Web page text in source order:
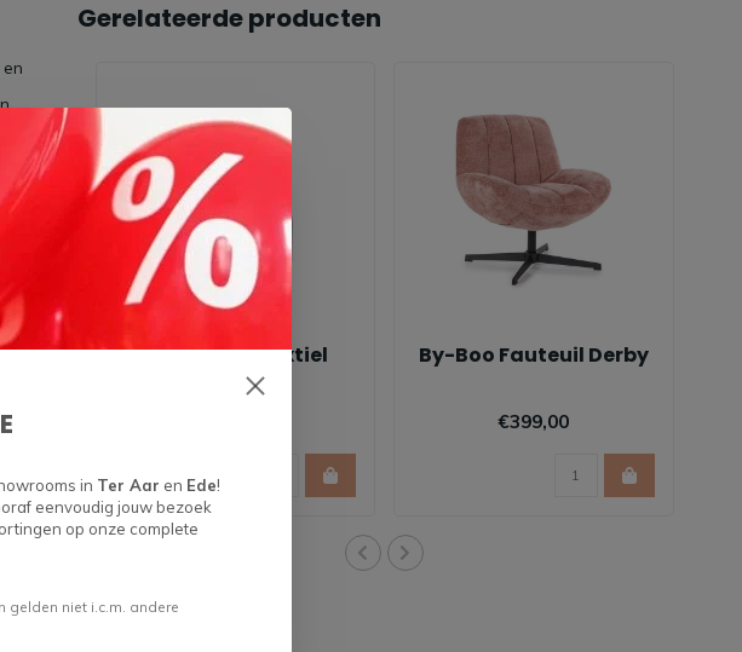
en
Gerelateerde producten
All in house textiel By-Boo Fauteuil Derby
€399,00
in Ter Aar en Ede!
eenvoudig jouw bezoek
op onze complete
gelden niet i.c.m. andere